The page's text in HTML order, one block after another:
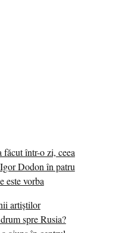
făcut într-o zi, ceea
Dodon în patru
este vorba
artiștilor
spre Rusia?